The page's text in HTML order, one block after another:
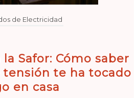
de Electricidad
Safor: Cómo saber
tensión te ha tocado
en casa